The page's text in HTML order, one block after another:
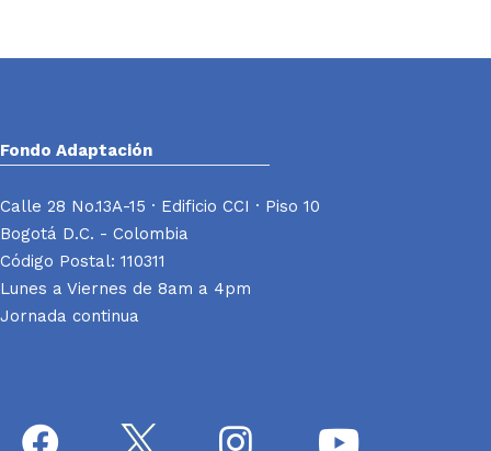
Fondo Adaptación
Calle 28 No.13A-15 · Edificio CCI · Piso 10
Bogotá D.C. - Colombia
Código Postal: 110311
Lunes a Viernes de 8am a 4pm
Jornada continua